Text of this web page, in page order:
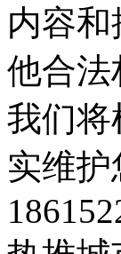
内容
他合
我们将
实维